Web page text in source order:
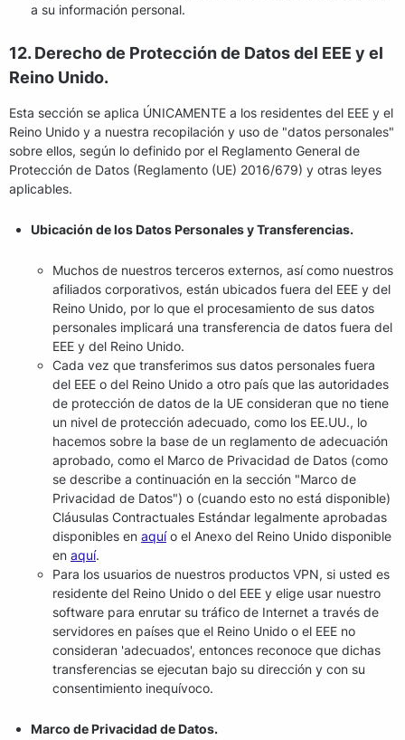
a su información personal.
12. Derecho de Protección de Datos del EEE y el
Reino Unido.
Esta sección se aplica ÚNICAMENTE a los residentes del EEE y el
Reino Unido y a nuestra recopilación y uso de "datos personales"
sobre ellos, según lo definido por el Reglamento General de
Protección de Datos (Reglamento (UE) 2016/679) y otras leyes
aplicables.
Ubicación de los Datos Personales y Transferencias.
Muchos de nuestros terceros externos, así como nuestros
afiliados corporativos, están ubicados fuera del EEE y del
Reino Unido, por lo que el procesamiento de sus datos
personales implicará una transferencia de datos fuera del
EEE y del Reino Unido.
Cada vez que transferimos sus datos personales fuera
del EEE o del Reino Unido a otro país que las autoridades
de protección de datos de la UE consideran que no tiene
un nivel de protección adecuado, como los EE.UU., lo
hacemos sobre la base de un reglamento de adecuación
aprobado, como el Marco de Privacidad de Datos (como
se describe a continuación en la sección "Marco de
Privacidad de Datos") o (cuando esto no está disponible)
Cláusulas Contractuales Estándar legalmente aprobadas
disponibles en aquío el Anexo del Reino Unido disponible
en aquí.
Para los usuarios de nuestros productos VPN, si usted es
residente del Reino Unido o del EEE y elige usar nuestro
software para enrutar su tráfico de Internet a través de
servidores en países que el Reino Unido o el EEE no
consideran 'adecuados', entonces reconoce que dichas
transferencias se ejecutan bajo su dirección y con su
consentimiento inequívoco.
Marco de Privacidad de Datos.